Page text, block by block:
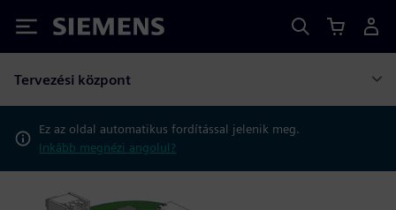
Siemens
Tervezési központ
Ez az oldal automatikus fordítással jelenik meg.
Inkább megnézi angolul?